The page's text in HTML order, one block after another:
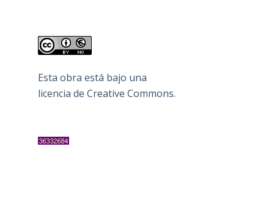
Esta obra está bajo una
licencia de Creative Commons.